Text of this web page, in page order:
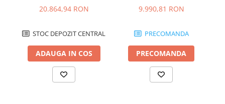
20.864,94 RON
STOC DEPOZIT CENTRAL
ADAUGA IN COS
9.990,81 RON
PRECOMANDA
PRECOMANDA